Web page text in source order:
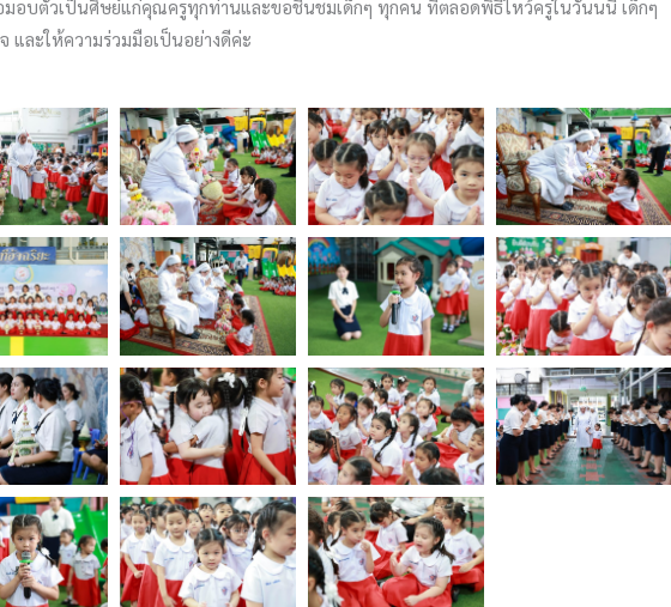
มอบตัวเป็นศิษย์แก่คุณครูทุกท่านและขอชื่นชมเด็กๆ ทุกคน ที่ตลอดพิธีไหว้ครูในวันนนี้ เด็กๆ
และให้ความร่วมมือเป็นอย่างดีค่ะ